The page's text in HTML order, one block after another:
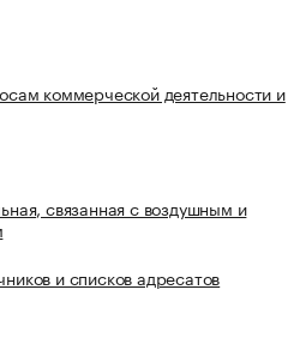
коммерческой деятельности и
связанная с воздушным и
и списков адресатов